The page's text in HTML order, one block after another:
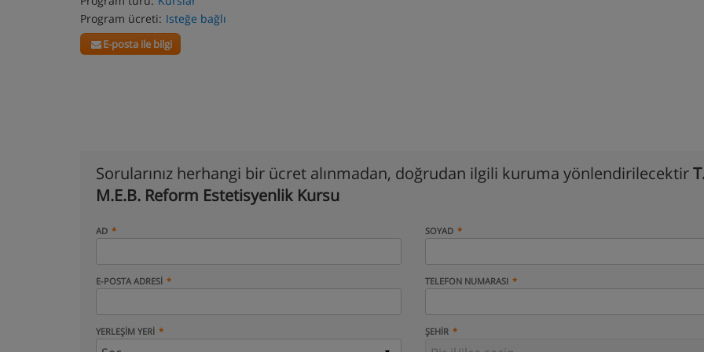
Program ücreti: Isteğe bağlı
E-posta ile bilgi
Sorularınız herhangi bir ücret alınmadan, doğrudan ilgili kuruma yönlendirilecektir
M.E.B. Reform Estetisyenlik Kursu
AD SOYAD
E-POSTA ADRESI TELEFON NUMARASI
YERLEŞIM YERI ŞEHIR